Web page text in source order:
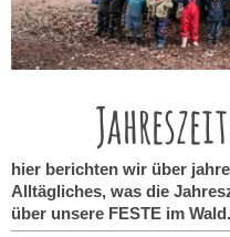
hier berichten wir über
Alltägliches, was die
über unsere FESTE im Wald.